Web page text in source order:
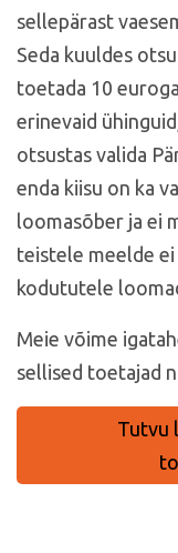
sellepärast
Seda kuuldes
toetada 10
erinevaid
otsustas valida
enda kiisu on ka
loomasõber ja ei
teistele meelde
kodututele
Meie võime
sellised toetajad
Tutvu